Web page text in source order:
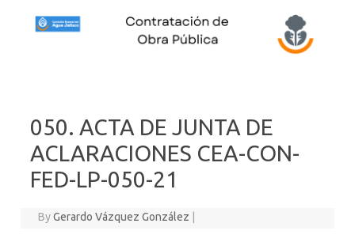
050. ACTA DE JUNTA DE
ACLARACIONES CEA-CON-
FED-LP-050-21
ByGerardo Vázquez González